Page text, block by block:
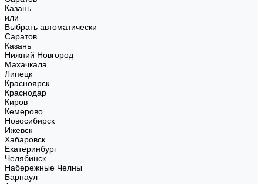
Казань
или
Выбрать автоматически
Саратов
Казань
Нижний Новгород
Махачкала
Липецк
Красноярск
Краснодар
Киров
Кемерово
Новосибирск
Ижевск
Хабаровск
Екатеринбург
Челябинск
Набережные Челны
Барнаул